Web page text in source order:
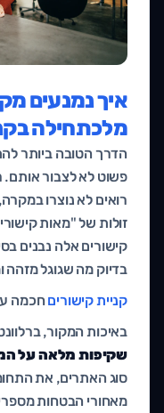
איך נמנעים
מלכתחילה
הדרך הטובה ביותר
פשוט לא לצבור אותם.
רואים לא נוצרו
קישורים אלה נבנים
בדיוק מה שגוגל מזהה
קניית קישוריםחכמה
באיכות המקור,
שקיפות מלאה על
סוג האתרים, את
מאחורי הבטחות